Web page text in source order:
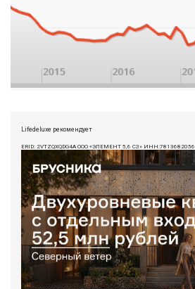
Lifedeluxe рекомендует
ERID: 2VTZQXQDG4A ООО «ЭЛЕМЕНТ 5,6 СЗ» ИНН:7813682056